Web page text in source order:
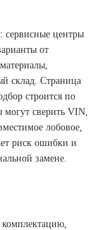
сервисные центры
от
склад. Страница
строится по
могут сверить VIN,
лобовое,
риск ошибки и
замене.
комплектацию,